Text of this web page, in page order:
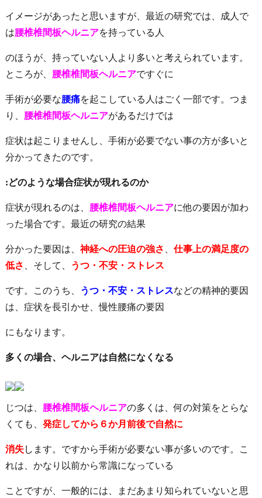
イメージがあったと思いますが、最近の研究では、成人で
は腰椎椎間板ヘルニアを持っている人
のほうが、持っていない人より多いと考えられています。
ところが、 腰椎椎間板ヘルニアですぐに
手術が必要な腰痛を起こしている人はごく一部です。つま
り、 腰椎椎間板ヘルニアがあるだけでは
症状は起こりませんし、手術が必要でない事の方が多いと
分かってきたのです。
:どのような場合症状が現れるのか
症状が現れるのは、 腰椎椎間板ヘルニアに他の要因が加わ
った場合です。最近の研究の結果
分かった要因は、神経への圧迫の強さ
仕事上の満足度の
低さ
、そして、 うつ・不安・ストレス
です。このうち、 うつ・不安・ストレスなどの精神的要因
は、症状を長引かせ、慢性腰痛の要因
にもなります。
多くの場合、ヘルニアは自然になくなる
じつは、 腰椎椎間板ヘルニアの多くは、何の対策をとらな
くても、 発症してから６か月前後で自然に
消失し ます。ですから手術が必要ない事が多いのです。こ
れは、かなり以前から常識になっている
ことですが、一般的には、まだあまり知られていないと思